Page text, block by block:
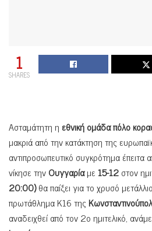
1
SHARES
Ασταμάτητη η εθνική ομάδα πόλο
μακριά από την κατάκτηση της
αντιπροσωπευτικό συγκρότημα έπειτα
νίκησε τηνΟυγγαρίαμε15-12στον
20:00)θα παίξει για το χρυσό
πρωτάθλημα Κ16 της
αναδειχθεί από τον 2ο ημιτελικό,